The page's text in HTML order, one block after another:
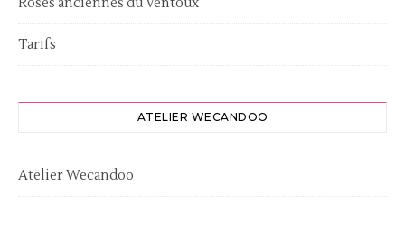
Tarifs
ATELIER WECANDOO
Atelier Wecandoo